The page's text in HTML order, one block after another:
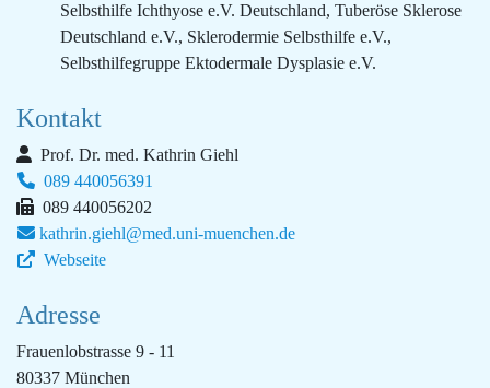
Selbsthilfe Ichthyose e.V. Deutschland, Tuberöse Sklerose
Deutschland e.V., Sklerodermie Selbsthilfe e.V.,
Selbsthilfegruppe Ektodermale Dysplasie e.V.
Kontakt
Prof. Dr. med. Kathrin Giehl
089 440056391
089 440056202
kathrin.giehl@med.uni-muenchen.de
Webseite
Adresse
Frauenlobstrasse 9 - 11
80337 München